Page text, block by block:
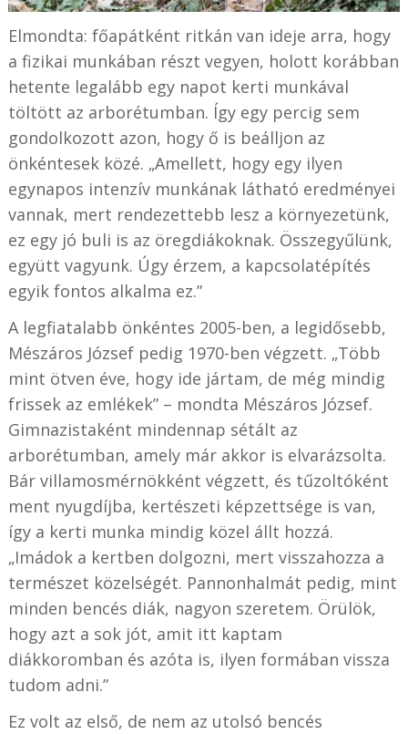
Elmondta: főapátként ritkán van ideje arra, hogy
a fizikai munkában részt vegyen, holott korábban
hetente legalább egy napot kerti munkával
töltött az arborétumban. Így egy percig sem
gondolkozott azon, hogy ő is beálljon az
önkéntesek közé. „Amellett, hogy egy ilyen
egynapos intenzív munkának látható eredményei
vannak, mert rendezettebb lesz a környezetünk,
ez egy jó buli is az öregdiákoknak. Összegyűlünk,
együtt vagyunk. Úgy érzem, a kapcsolatépítés
egyik fontos alkalma ez.”
A legfiatalabb önkéntes 2005-ben, a legidősebb,
Mészáros József pedig 1970-ben végzett. „Több
mint ötven éve, hogy ide jártam, de még mindig
frissek az emlékek” – mondta Mészáros József.
Gimnazistaként mindennap sétált az
arborétumban, amely már akkor is elvarázsolta.
Bár villamosmérnökként végzett, és tűzoltóként
ment nyugdíjba, kertészeti képzettsége is van,
így a kerti munka mindig közel állt hozzá.
„Imádok a kertben dolgozni, mert visszahozza a
természet közelségét. Pannonhalmát pedig, mint
minden bencés diák, nagyon szeretem. Örülök,
hogy azt a sok jót, amit itt kaptam
diákkoromban és azóta is, ilyen formában vissza
tudom adni.”
Ez volt az első, de nem az utolsó bencés